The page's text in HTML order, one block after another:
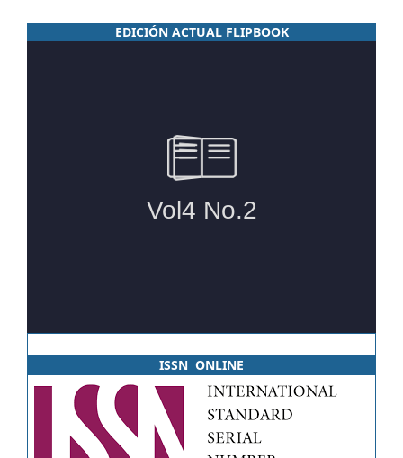
EDICIÓN ACTUAL FLIPBOOK
ISSN ONLINE